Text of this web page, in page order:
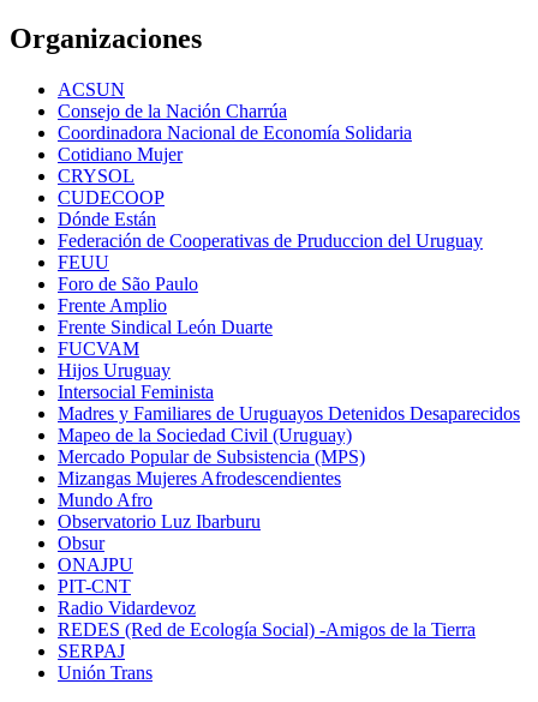
Organizaciones
ACSUN
Consejo de la Nación Charrúa
Coordinadora Nacional de Economía Solidaria
Cotidiano Mujer
CRYSOL
CUDECOOP
Dónde Están
Federación de Cooperativas de Pruduccion del Uruguay
FEUU
Foro de São Paulo
Frente Amplio
Frente Sindical León Duarte
FUCVAM
Hijos Uruguay
Intersocial Feminista
Madres y Familiares de Uruguayos Detenidos Desaparecidos
Mapeo de la Sociedad Civil (Uruguay)
Mercado Popular de Subsistencia (MPS)
Mizangas Mujeres Afrodescendientes
Mundo Afro
Observatorio Luz Ibarburu
Obsur
ONAJPU
PIT-CNT
Radio Vidardevoz
REDES (Red de Ecología Social) -Amigos de la Tierra
SERPAJ
Unión Trans